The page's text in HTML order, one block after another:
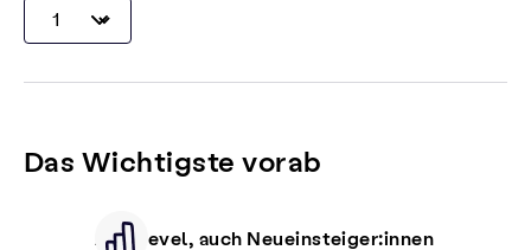
Das Wichtigste vorab
Alle Level, auch Neueinsteiger:innen